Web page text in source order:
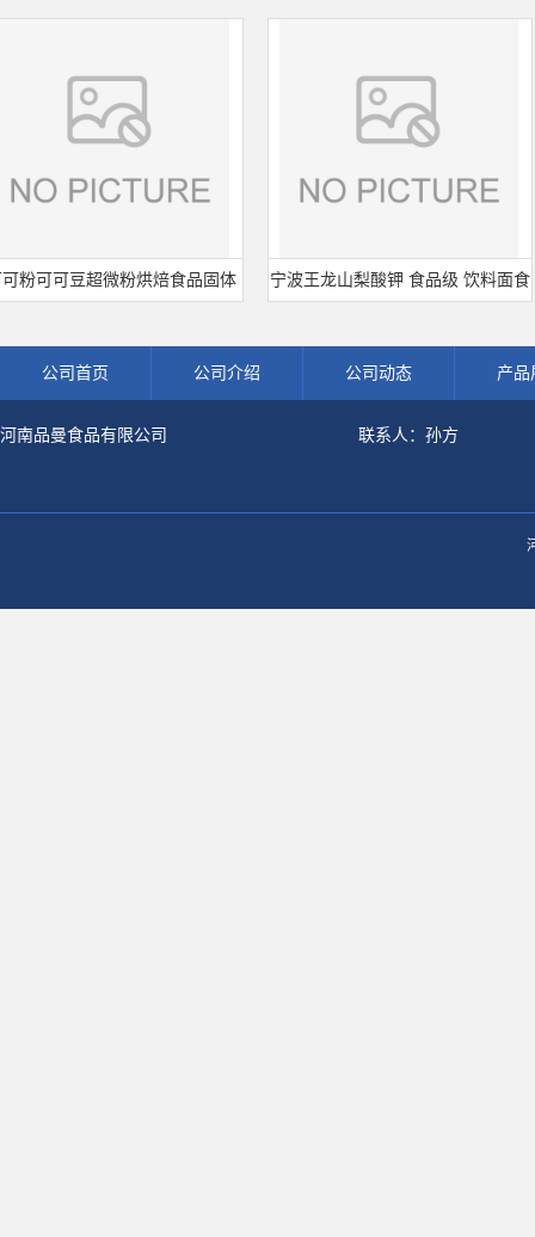
可豆超微粉烘焙食品固体 宁波王龙山梨酸钾 食品级 饮料面食
公司首页 公司介绍 公司动态 产品
河南品曼食品有限公司 联系人：孙方